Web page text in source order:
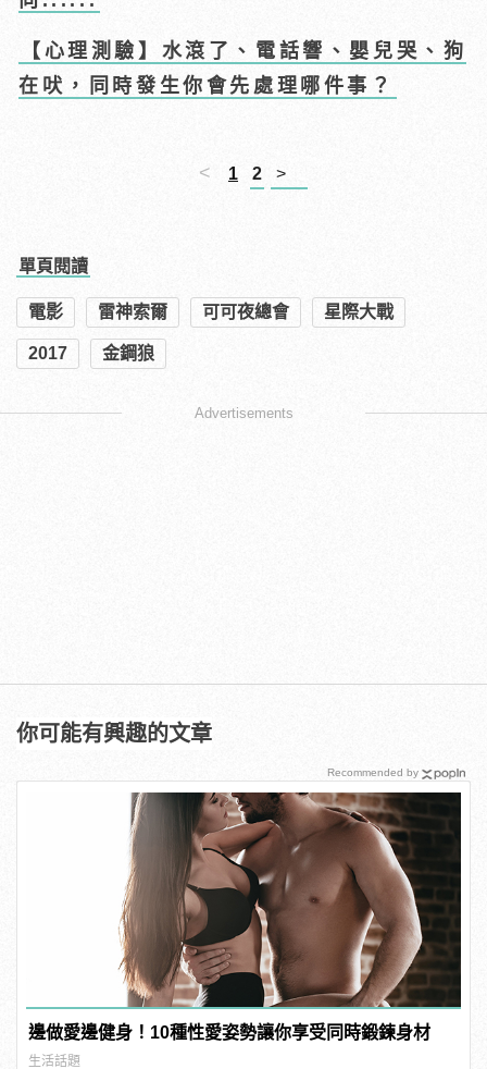
【心理測驗】水滾了、電話響、嬰兒哭、狗
在吠，同時發生你會先處理哪件事？
< 1 2 >
單頁閱讀
電影 雷神索爾 可可夜總會 星際大戰
2017 金鋼狼
Advertisements
你可能有興趣的文章
邊做愛邊健身！10種性愛姿勢讓你享受同時鍛鍊身材
生活話題
Recommended by